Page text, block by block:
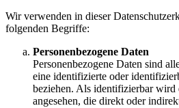
Wir verwenden in dieser
folgenden Begriffe:
Personenbezogene Daten
Personenbezogene Daten sind
eine identifizierte oder
beziehen. Als identifizierbar wird
angesehen, die direkt oder